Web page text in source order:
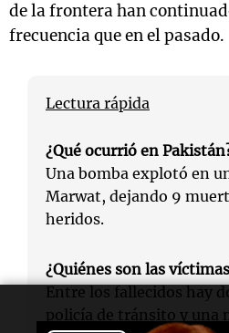
de la frontera han
frecuencia que en el pasado.
Lectura rápida
¿Qué ocurrió en
Una bomba explotó en
Marwat, dejando 9
heridos.
¿Quiénes son las
Entre los fallecidos hay
policía de tránsito y una